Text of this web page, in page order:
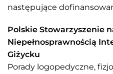
następujące
Polskie Stowarzyszenie
Niepełnosprawnością
Giżycku
Porady logopedyczne,